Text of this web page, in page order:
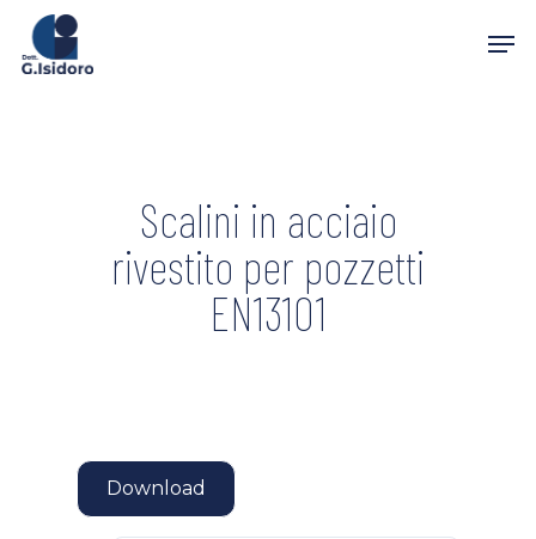
Skip
Scalini in acciaio
rivestito per pozzetti
EN13101
Download